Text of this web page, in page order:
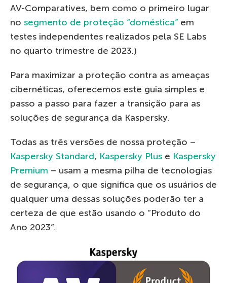
AV-Comparatives, bem como o primeiro lugar
no segmento de proteção “doméstica” em
testes independentes realizados pela SE Labs
no quarto trimestre de 2023.)
Para maximizar a proteção contra as ameaças
cibernéticas, oferecemos este guia simples e
passo a passo para fazer a transição para as
soluções de segurança da Kaspersky.
Todas as três versões de nossa proteção –
Kaspersky Standard, Kaspersky Plus e Kaspersky
Premium – usam a mesma pilha de tecnologias
de segurança, o que significa que os usuários de
qualquer uma dessas soluções poderão ter a
certeza de que estão usando o “Produto do
Ano 2023”.